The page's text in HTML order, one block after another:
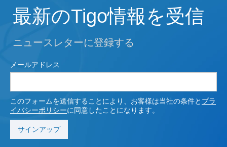
最新のTigo情報を受信
ニュースレターに登録する
メールアドレス
このフォームを送信することにより、お客様は当社の条件と プラ
イバシーポリシーに同意したことになります。